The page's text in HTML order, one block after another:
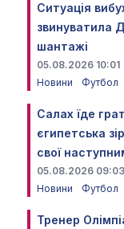
Ситуація
звинуватила
шантажі
05.08.2026 10:01
Новини
Футбол
Салах їде
єгипетська
свої
05.08.2026 09:03
Новини
Футбол
Тренер